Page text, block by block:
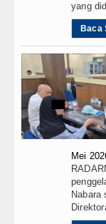
yang
Baca
Mei
Nabara